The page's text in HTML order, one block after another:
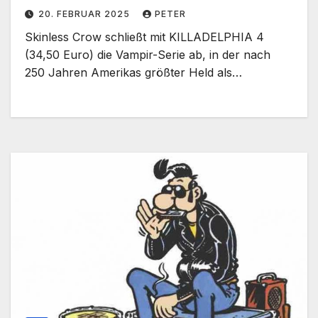
20. FEBRUAR 2025 PETER
Skinless Crow schließt mit KILLADELPHIA 4
(34,50 Euro) die Vampir-Serie ab, in der nach
250 Jahren Amerikas größter Held als…